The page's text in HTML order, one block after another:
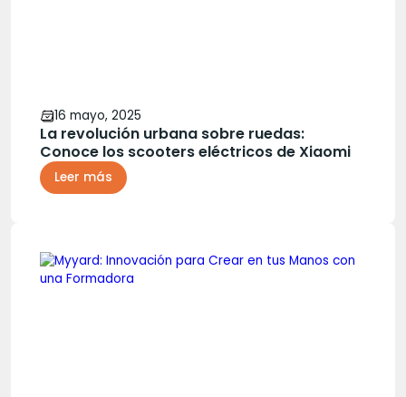
16 mayo, 2025
La revolución urbana sobre ruedas:
Conoce los scooters eléctricos de Xiaomi
Leer más